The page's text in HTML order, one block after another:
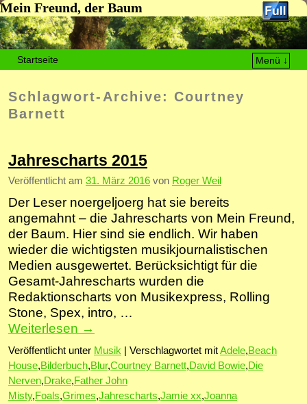
Mein Freund, der Baum
Startseite
Menü ↓
Schlagwort-Archive: Courtney
Barnett
Jahrescharts 2015
Veröffentlicht am 31. März 2016 von Roger Weil
Der Leser noergeljoerg hat sie bereits
angemahnt – die Jahrescharts von Mein Freund,
der Baum. Hier sind sie endlich. Wir haben
wieder die wichtigsten musikjournalistischen
Medien ausgewertet. Berücksichtigt für die
Gesamt-Jahrescharts wurden die
Redaktionscharts von Musikexpress, Rolling
Stone, Spex, intro, …
Weiterlesen →
Veröffentlicht unter Musik Verschlagwortet mitAdele,Beach
House,Bilderbuch,Blur,Courtney Barnett,David Bowie,Die
Nerven,Drake,Father John
Misty,Foals,Grimes,Jahrescharts,Jamie xx,Joanna